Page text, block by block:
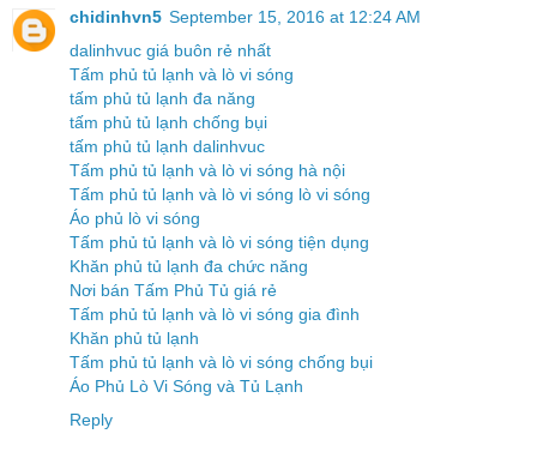
chidinhvn5 September 15, 2016 at 12:24 AM
dalinhvuc giá buôn rẻ nhất
Tấm phủ tủ lạnh và lò vi sóng
tấm phủ tủ lạnh đa năng
tấm phủ tủ lạnh chống bụi
tấm phủ tủ lạnh dalinhvuc
Tấm phủ tủ lạnh và lò vi sóng hà nội
Tấm phủ tủ lạnh và lò vi sóng lò vi sóng
Áo phủ lò vi sóng
Tấm phủ tủ lạnh và lò vi sóng tiện dụng
Khăn phủ tủ lạnh đa chức năng
Nơi bán Tấm Phủ Tủ giá rẻ
Tấm phủ tủ lạnh và lò vi sóng gia đình
Khăn phủ tủ lạnh
Tấm phủ tủ lạnh và lò vi sóng chống bụi
Áo Phủ Lò Vi Sóng và Tủ Lạnh
Reply